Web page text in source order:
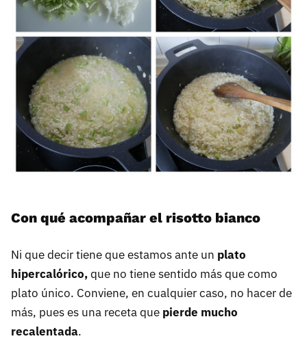
Con qué acompañar el risotto bianco
Ni que decir tiene que estamos ante un plato
hipercalórico,que no tiene sentido más que como
plato único. Conviene, en cualquier caso, no hacer de
más, pues es una receta que pierde mucho
recalentada.